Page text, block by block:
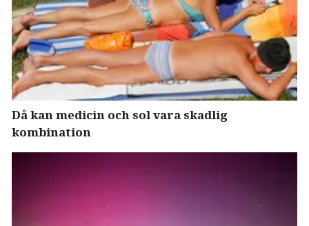
Då kan medicin och sol vara skadlig
kombination